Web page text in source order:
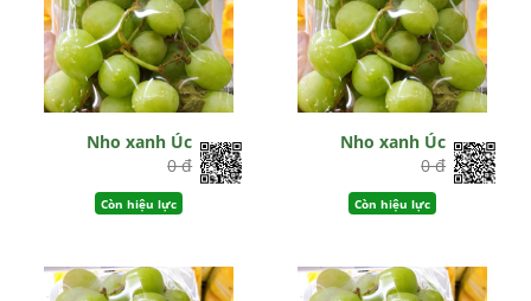
Nho xanh Úc
0 đ
Còn hiệu lực
Nho xanh Úc
0 đ
Còn hiệu lực